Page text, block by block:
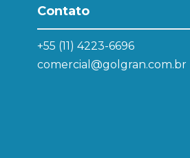
Contato
+55 (11) 4223-6696
comercial@golgran.com.br